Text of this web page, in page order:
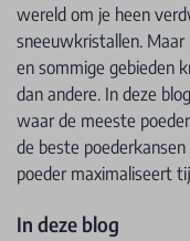
wereld om je heen
sneeuwkristallen.
en sommige gebieden
dan andere. In deze
waar de meeste
de beste
poeder maximaliseert
In deze blog